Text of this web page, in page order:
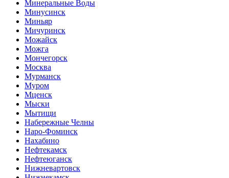
Минеральные Воды
Минусинск
Миньяр
Мичуринск
Можайск
Можга
Мончегорск
Москва
Мурманск
Муром
Мценск
Мыски
Мытищи
Набережные Челны
Наро-Фоминск
Нахабино
Нефтекамск
Нефтеюганск
Нижневартовск